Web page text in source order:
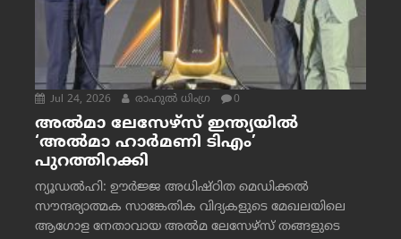
Jul 24, 2026 രാഹുല്‍ ധിംഗ്ര 0
അൽമാ ലേസേഴ്സ് ഇന്ത്യയിൽ
‘അൽമാ ഹാർമണി ടിഎം’
പുറത്തിറക്കി
ന്യൂഡൽഹി: ഊർജ്ജ അധിഷ്ഠിത മെഡിക്കൽ
സൗന്ദര്യാത്മക സാങ്കേതിക വിദ്യകളുടെ മേഖലയിലെ
ആഗോള നേതാവായ അൽമ ലേസേഴ്സ് തങ്ങളുടെ